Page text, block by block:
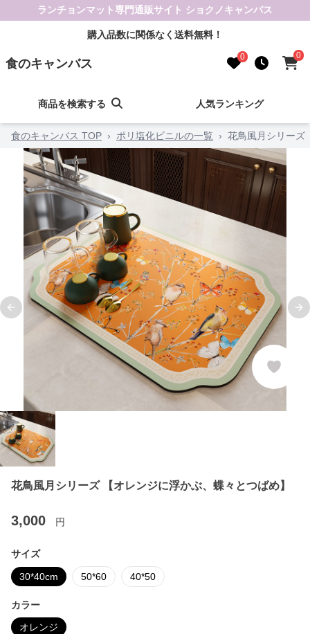
ランチョンマット専門通販サイト ショクノキャンバス
購入品数に関係なく送料無料！
食のキャンバス 0 0
商品を検索する 人気ランキング
食のキャンバス TOP › ポリ塩化ビニルの一覧 › 花鳥風月シリーズ
Previous slide
花鳥風月シリーズ 【オレンジに浮かぶ、蝶々とつばめ】
3,000 円
サイズ
30*40cm 50*60 40*50
カラー
オレンジ